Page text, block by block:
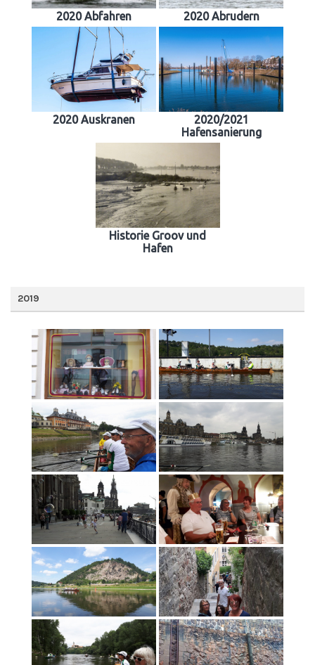
2020 Abfahren 2020 Abrudern
2020 Auskranen
2020/2021
Hafensanierung
Historie Groov und
Hafen
2019